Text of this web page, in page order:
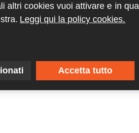
altri cookies vuoi attivare e in
Leggi qui la policy cookies.
Accetta tutto